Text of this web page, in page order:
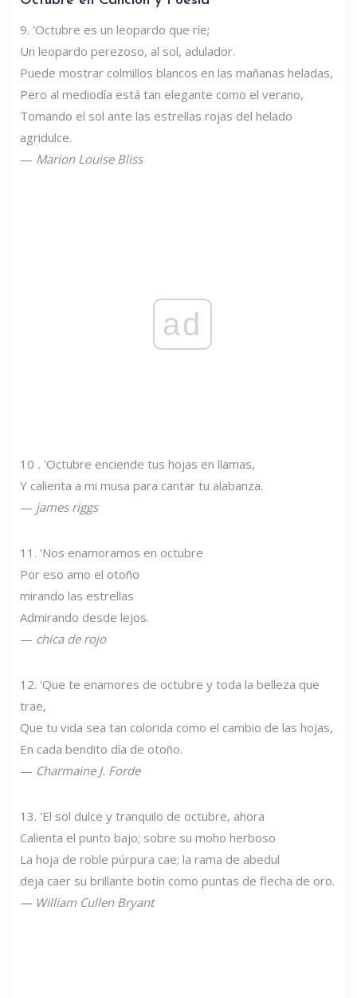
9. 'Octubre es un leopardo que ríe;
Un leopardo perezoso, al sol, adulador.
Puede mostrar colmillos blancos en las mañanas heladas,
Pero al mediodía está tan elegante como el verano,
Tomando el sol ante las estrellas rojas del helado
agridulce.
— Marion Louise Bliss
ad
10 . 'Octubre enciende tus hojas en llamas,
Y calienta a mi musa para cantar tu alabanza.
— james riggs
11. 'Nos enamoramos en octubre
Por eso amo el otoño
mirando las estrellas
Admirando desde lejos.
— chica de rojo
12. 'Que te enamores de octubre y toda la belleza que
trae,
Que tu vida sea tan colorida como el cambio de las hojas,
En cada bendito día de otoño.
— Charmaine J. Forde
13. 'El sol dulce y tranquilo de octubre, ahora
Calienta el punto bajo; sobre su moho herboso
La hoja de roble púrpura cae; la rama de abedul
deja caer su brillante botín como puntas de flecha de oro.
— William Cullen Bryant